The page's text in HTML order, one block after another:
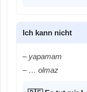
Ich kann nicht
– yapamam
– … olmaz